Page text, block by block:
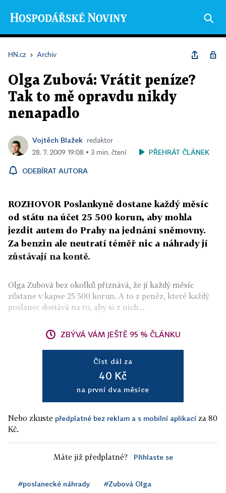
HN.cz › Archiv
Olga Zubová: Vrátit peníze?
Tak to mě opravdu nikdy
nenapadlo
Vojtěch Blažek
redaktor
28. 7. 2009 19:08 ▪ 3 min. čtení
PŘEHRÁT ČLÁNEK
ODEBÍRAT AUTORA
ROZHOVOR Poslankyně dostane každý měsíc
od státu na účet 25 500 korun, aby mohla
jezdit autem do Prahy na jednání sněmovny.
Za benzin ale neutratí téměř nic a náhrady jí
zůstávají na kontě.
Olga Zubová bez okolků přiznává, že jí každý měsíc
zůstane v kapse 25 500 korun. A to z peněz, které každý
poslanec dostává na to, aby si z nich...
ZBÝVÁ VÁM JEŠTĚ 95 % ČLÁNKU
Číst dál za
40 Kč
na první dva měsíce
Nebo zkuste předplatné bez reklam a s mobilní aplikací za 80
Kč.
Máte již předplatné? Přihlaste se
#poslanecké náhrady #Zubová Olga